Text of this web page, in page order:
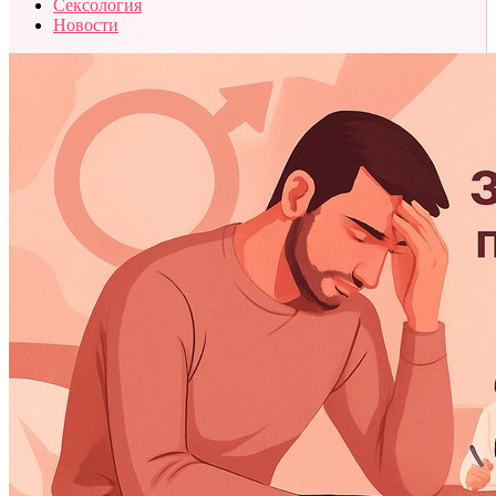
Сексология
Новости